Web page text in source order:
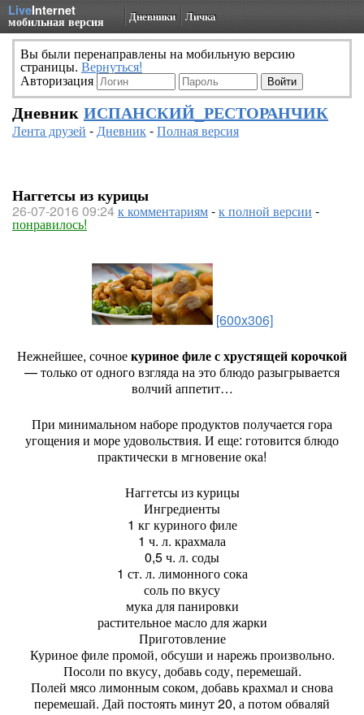
LiveInternet
мобильная версия Дневники Личка
Вы были перенаправлены на мобильную версию
страницы. Вернуться!
Авторизация
Дневник ИСПАНСКИЙ_РЕСТОРАНЧИК
Лента друзей -Дневник-Полная версия
Наггетсы из курицы
26-07-2016 09:24к комментариям-к полной версии -
понравилось!
[600x306]
Нежнейшее, сочноекуриное филе с хрустящей корочкой
— только от одного взгляда на это блюдо разыгрывается
волчий аппетит…
При минимальном наборе продуктов получается гора
угощения и море удовольствия. И еще: готовится блюдо
практически в мгновение ока!
Наггетсы из курицы
Ингредиенты
1 кг куриного филе
1 ч. л. крахмала
0,5 ч. л. соды
1 ст. л. лимонного сока
соль по вкусу
мука для панировки
растительное масло для жарки
Приготовление
Куриное филе промой, обсуши и нарежь произвольно.
Посоли по вкусу, добавь соду, перемешай.
Полей мясо лимонным соком, добавь крахмал и снова
перемешай. Дай постоять минут 20, а потом обваляй